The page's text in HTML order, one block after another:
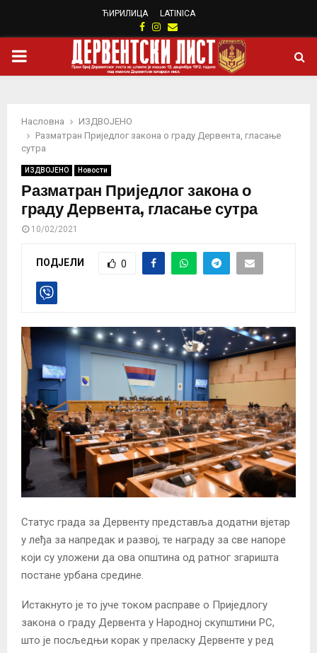
ЋИРИЛИЦА LATINICA
Facebook
Instagram
Email
PRIMARY
Насловна
ИЗДВОЈЕНО
Разматран Приједлог закона о граду Дервента, гласање
сутра
ИЗДВОЈЕНО Новости
Разматран Приједлог закона о
граду Дервента, гласање сутра
10/02/2021
ПОДЈЕЛИ 0
Статус града за Дервенту представља додатни вјетар
у леђа за напредак и развој, те награду за све напоре
који су уложени да ова општина од ратног згаришта
постане урбана средине.
Истакнуто је то јуче током расправе о Приједлогу
закона о граду Дервента у Народној скупштини РС,
што је посљедњи корак у преласку Дервенте у ред